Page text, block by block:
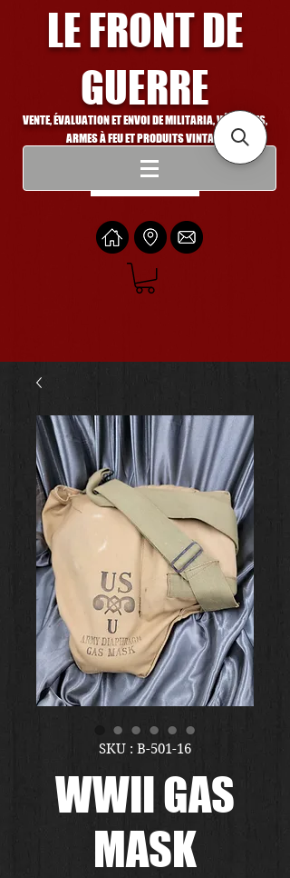
LE FRONT DE
GUERRE
VENTE, ÉVALUATION ET ENVOI DE MILITARIA, VÉHICULES,
ARMES À FEU ET PRODUITS VINTAGE
Se connecter
SKU : B-501-16
WWII GAS
MASK